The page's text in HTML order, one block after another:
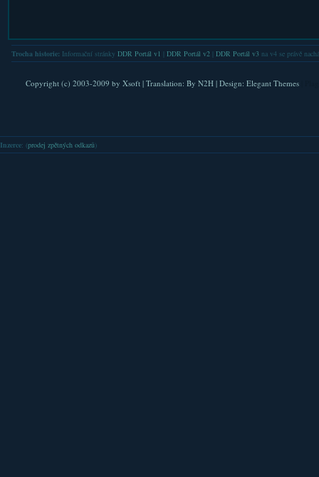
Trocha historie: Informační stránky DDR Portál v1 DDR Portál v2| DDR Portál v3na v4 se právě
Copyright (c) 2003-2009 by Xsoft| Translation: By N2H| Design: Elegant Themes
Inzerce: (prodej zpětných odkazů )